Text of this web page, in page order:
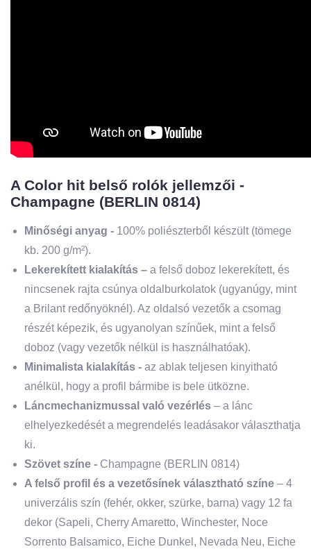
A Color hit belső rolók jellemzői -
Champagne (BERLIN 0814)
Minőségi anyag - 100% poliészterből készült (tömege
kb. 200 g/m²).
Lekerekített kialakítás – a felső doboz lekerekített, és
nincsenek rajta csúnya oldalburkolatok (ugyanúgy, mint
a Brilant redőnyöknél). Az oldalsó vezetők a csomag
részét képezik, és ugyanolyan színűek, mint a felső
doboz (vagy vezetők nélkül is használhatóak).
Minimalista kialakítás - az ablak teljesen kinyitható
anélkül, hogy a profil bármibe is bele ütközne.
Láncmechanizmussal való vezérlés – a lánc
elhelyezkedését a megrendelés leadásakor választhatja
ki.
Szövet színe - Champagne (BERLIN 0814)
A felső profil és a vezetősínek választható színe – 4
univerzális szín (fehér, okker, szürke, barna) vagy 12 fa
dekor (Sapeli, Cherry Amaretto, Winchester, Noce
Sorrento Balsamico, Eiche Dunkel, Nevada Neu, Eiche